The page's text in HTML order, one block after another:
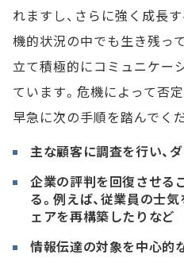
れますし、さらに強く成長
機的状況の中でも生き残っ
立て積極的にコミュニケー
ています。危機によって否
早急に次の手順を踏んでくだ
主な顧客に調査を行い、
企業の評判を回復させる
る。例えば、従業員の士
ェアを再構築したりなど
情報伝達の対象を中心的